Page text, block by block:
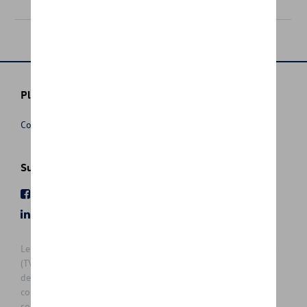
Plus d'informations
Conditions de vente
Suivez nous
Les prix affichés sur le présent site sont des prix recommandés
(TVAc), hors éventuels frais de montage. Pour connaitre le prix
de vente actuel et les éventuels frais de montage, veuillez
contacter votre concessionnaire/agent. Les prix recommandés